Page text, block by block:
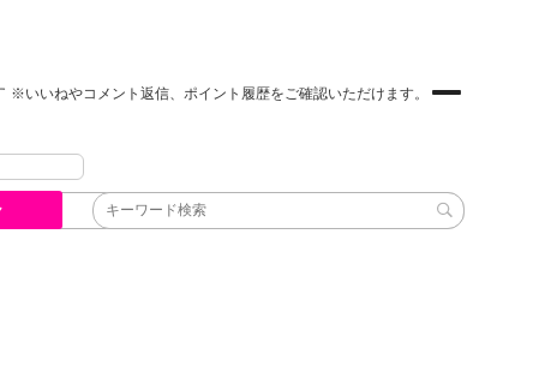
※いいねやコメント返信、ポイント履歴をご確認いただけます。